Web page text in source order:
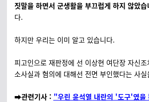
짓말을 하면서 군생활을 부끄럽게 하지 않았습
다.
하지만 우리는 이미 알고 있습니다.
피고인으로 재판정에 선 이상현 여단장 자신
소사실과 혐의에 대해선 전면 부인했다는 사실
➡️관련기사 : "우린 윤석열 내란의 '도구'였을